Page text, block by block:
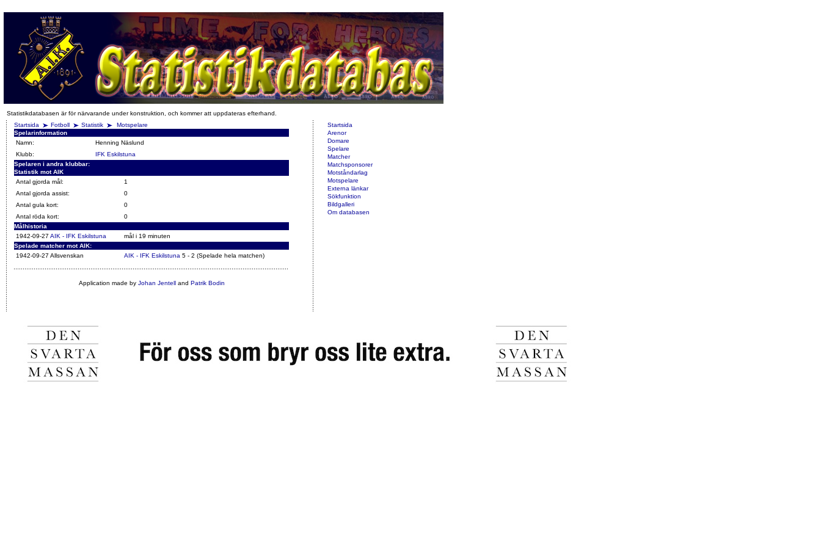
Statistikdatabasen är för närvarande under konstruktion, och kommer att uppdateras efterhand.
Startsida
Fotboll Statistik
Motspelare
Spelarinformation
Namn:
Henning Näslund
Klubb:
IFK Eskilstuna
Spelaren i andra klubbar:
Statistik mot AIK
Antal gjorda mål:
1
Antal gjorda assist:
0
Antal gula kort:
0
Antal röda kort:
0
Målhistoria
1942-09-27 AIK - IFK Eskilstuna
mål i 19 minuten
Spelade matcher mot AIK:
1942-09-27 Allsvenskan
AIK - IFK Eskilstuna 5 - 2 (Spelade hela matchen)
Application made by Johan Jentelland Patrik Bodin
Startsida
Arenor
Domare
Spelare
Matcher
Matchsponsorer
Motståndarlag
Motspelare
Externa länkar
Sökfunktion
Bildgalleri
Om databasen